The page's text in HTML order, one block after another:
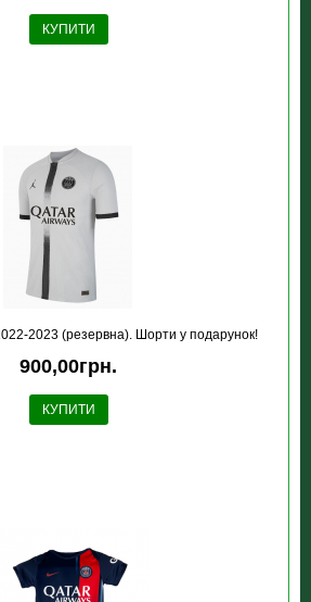
КУПИТИ
2023 (резервна). Шорти у подарунок!
900,00грн.
КУПИТИ